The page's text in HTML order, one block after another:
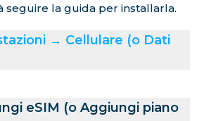
seguire la guida per installarla.
→ Cellulare (o Dati
eSIM (o Aggiungi piano